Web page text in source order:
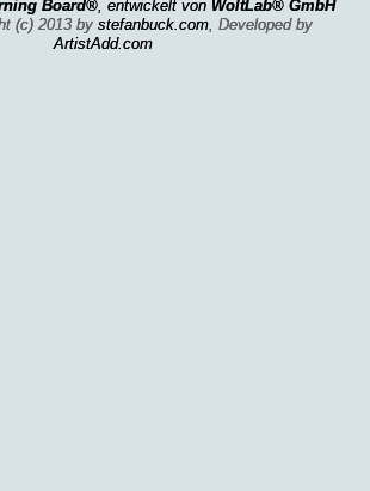
Board®, entwickelt von WoltLab® GmbH
(c) 2013 by stefanbuck.com, Developed by
ArtistAdd.com